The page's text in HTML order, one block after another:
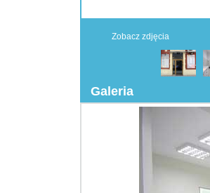
Zobacz zdjęcia
Galeria